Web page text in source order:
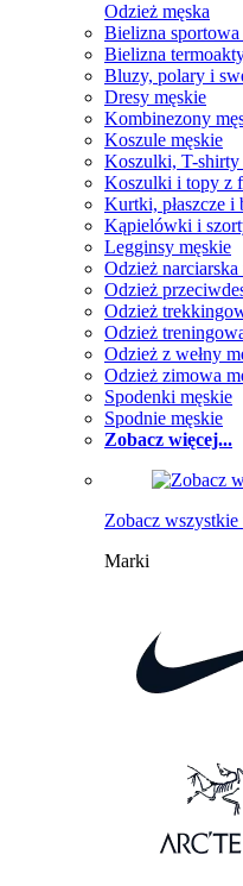
Odzież męska
Bielizna sportowa
Bielizna
Bluzy, polary i
Dresy męskie
Kombinezony
Koszule męskie
Koszulki, T-shirty
Koszulki i topy z
Kurtki, płaszcze i
Kąpielówki i
Legginsy męskie
Odzież narciarska
Odzież
Odzież
Odzież
Odzież z wełny
Odzież zimowa
Spodenki męskie
Spodnie męskie
Zobacz więcej...
Zobacz
Marki